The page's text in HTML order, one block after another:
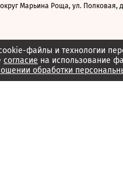
файлы и технологии
согласие на использование
обработки
Марьина Роща, ул. Полковая, д.